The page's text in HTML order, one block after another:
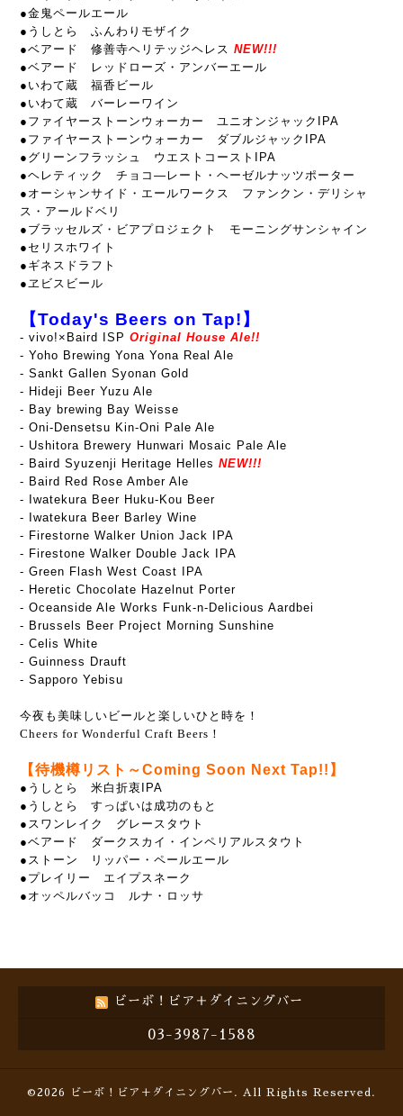
●金鬼ペールエール
●うしとら ふんわりモザイク
●ベアード 修善寺ヘリテッジヘレス NEW!!!
●ベアード レッドローズ・アンバーエール
●いわて蔵 福香ビール
●いわて蔵 バーレーワイン
●ファイヤーストーンウォーカー ユニオンジャックIPA
●ファイヤーストーンウォーカー ダブルジャックIPA
●グリーンフラッシュ ウエストコーストIPA
●ヘレティック チョコ―レート・ヘーゼルナッツポーター
●オーシャンサイド・エールワークス ファンクン・デリシャ
ス・アールドベリ
●ブラッセルズ・ビアプロジェクト モーニングサンシャイン
●セリスホワイト
●ギネスドラフト
●ヱビスビール
【Today's Beers on Tap!】
- vivo!×Baird ISP Original House Ale!!
- Yoho Brewing Yona Yona Real Ale
- Sankt Gallen Syonan Gold
- Hideji Beer Yuzu Ale
- Bay brewing Bay Weisse
- Oni-Densetsu Kin-Oni Pale Ale
- Ushitora Brewery Hunwari Mosaic Pale Ale
- Baird Syuzenji Heritage Helles NEW!!!
- Baird Red Rose Amber Ale
- Iwatekura Beer Huku-Kou Beer
- Iwatekura Beer Barley Wine
- Firestorne Walker Union Jack IPA
- Firestone Walker Double Jack IPA
- Green Flash West Coast IPA
- Heretic Chocolate Hazelnut Porter
- Oceanside Ale Works Funk-n-Delicious Aardbei
- Brussels Beer Project Morning Sunshine
- Celis White
- Guinness Drauft
- Sapporo Yebisu
今夜も美味しいビールと楽しいひと時を！
Cheers for Wonderful Craft Beers！
【待機樽リスト～Coming Soon Next Tap!!】
●うしとら 米白折衷IPA
●うしとら すっぱいは成功のもと
●スワンレイク グレースタウト
●ベアード ダークスカイ・インペリアルスタウト
●ストーン リッパー・ペールエール
●プレイリー エイプスネーク
●オッペルバッコ ルナ・ロッサ
ビーボ！ビア＋ダイニングバー
03-3987-1588
©2026 ビーボ！ビア＋ダイニングバー . All Rights Reserved.